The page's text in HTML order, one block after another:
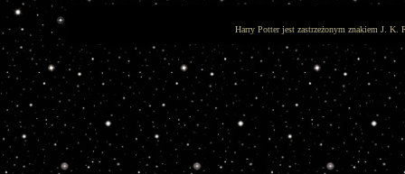
Harry Potter jest zastrzeżonym znakiem J. K.